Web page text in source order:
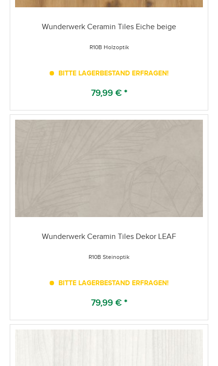
Wunderwerk Ceramin Tiles Eiche beige
R10B Holzoptik
BITTE LAGERBESTAND ERFRAGEN!
79,99 € *
Wunderwerk Ceramin Tiles Dekor LEAF
R10B Steinoptik
BITTE LAGERBESTAND ERFRAGEN!
79,99 € *